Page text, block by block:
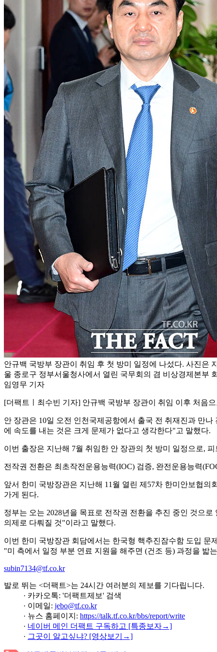
안규백 국방부 장관이 취임 후 첫 방미 일정에 나섰다. 사진은
울 종로구 정부서울청사에서 열린 국무회의 겸 비상경제본부
임영무 기자
[더팩트ㅣ최수빈 기자] 안규백 국방부 장관이 취임 이후 처음
안 장관은 10일 오전 인천국제공항에서 출국 전 취재진과 만
에 속도를 내는 것은 크게 문제가 없다고 생각한다"고 말했다.
이번 출장은 지난해 7월 취임한 안 장관의 첫 방미 일정으로,
전작권 전환은 최초작전운용능력(IOC) 검증, 완전운용능력
앞서 한미 국방장관은 지난해 11월 열린 제57차 한미안보협
가게 된다.
정부는 오는 2028년을 목표로 전작권 전환을 추진 중인 것으
의제로 다뤄질 것"이라고 말했다.
이번 한미 국방장관 회담에서는 한국형 핵추진잠수함 도입
"미 측에서 일정 부분 연료 지원을 해주면 (건조 등) 과정을 밟
subin7134@tf.co.kr
발로 뛰는 <더팩트>는 24시간 여러분의 제보를 기다립니다.
· 카카오톡: '더팩트제보' 검색
· 이메일: jebo@tf.co.kr
· 뉴스 홈페이지: https://talk.tf.co.kr/bbs/report/write
· 네이버 메인 더팩트 구독하고 [특종보자→]
· 그곳이 알고싶냐? [영상보기→]